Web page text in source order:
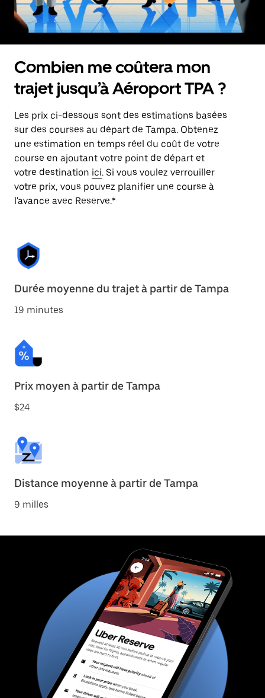
Combien me coûtera mon
trajet jusqu’à Aéroport TPA ?
Les prix ci-dessous sont des estimations basées
sur des courses au départ de Tampa. Obtenez
une estimation en temps réel du coût de votre
course en ajoutant votre point de départ et
votre destination ici. Si vous voulez verrouiller
votre prix, vous pouvez planifier une course à
l'avance avec Reserve.*
Durée moyenne du trajet à partir de Tampa
19 minutes
Prix moyen à partir de Tampa
$24
Distance moyenne à partir de Tampa
9 milles